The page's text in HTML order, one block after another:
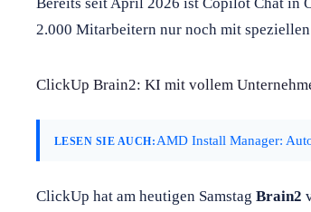
2.000 Mitarbeitern nur noch mit
ClickUp Brain2: KI mit vollem
LESEN SIE AUCH: AMD Install Manager:
ClickUp hat am heutigen Samstag Brain2